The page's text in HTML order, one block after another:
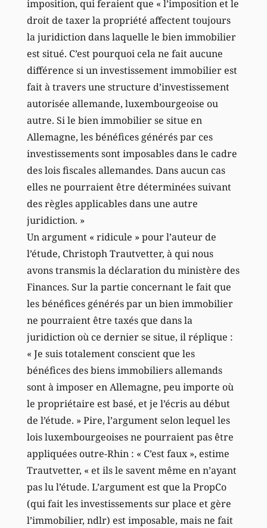
imposition, qui feraient que « l’imposition et le
droit de taxer la propriété affectent toujours
la juridiction dans laquelle le bien immobilier
est situé. C’est pourquoi cela ne fait aucune
différence si un investissement immobilier est
fait à travers une structure d’investissement
autorisée allemande, luxembourgeoise ou
autre. Si le bien immobilier se situe en
Allemagne, les bénéfices générés par ces
investissements sont imposables dans le cadre
des lois fiscales allemandes. Dans aucun cas
elles ne pourraient être déterminées suivant
des règles applicables dans une autre
juridiction. »
Un argument « ridicule » pour l’auteur de
l’étude, Christoph Trautvetter, à qui nous
avons transmis la déclaration du ministère des
Finances. Sur la partie concernant le fait que
les bénéfices générés par un bien immobilier
ne pourraient être taxés que dans la
juridiction où ce dernier se situe, il réplique :
« Je suis totalement conscient que les
bénéfices des biens immobiliers allemands
sont à imposer en Allemagne, peu importe où
le propriétaire est basé, et je l’écris au début
de l’étude. » Pire, l’argument selon lequel les
lois luxembourgeoises ne pourraient pas être
appliquées outre-Rhin : « C’est faux », estime
Trautvetter, « et ils le savent même en n’ayant
pas lu l’étude. L’argument est que la PropCo
(qui fait les investissements sur place et gère
l’immobilier, ndlr) est imposable, mais ne fait